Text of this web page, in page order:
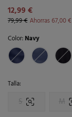
12,99 €
79,99 €Ahorras67,00 €
Color: Navy
Talla:
S M